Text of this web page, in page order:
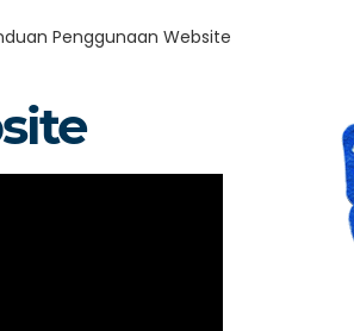
Penggunaan Website